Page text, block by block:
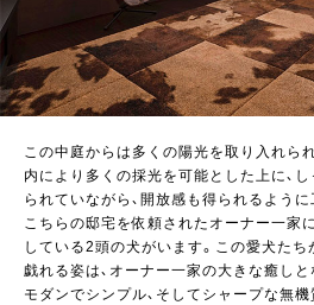
この中庭からは多くの陽光を取り入れら
内により多くの採光を可能とした上に、
られていながら、開放感も得られるように
こちらの邸宅を依頼されたオーナー一家
している2頭の犬がいます。この愛犬たち
戯れる姿は、オーナー一家の大きな癒しと
モダンでシンプル、そしてシャープな無